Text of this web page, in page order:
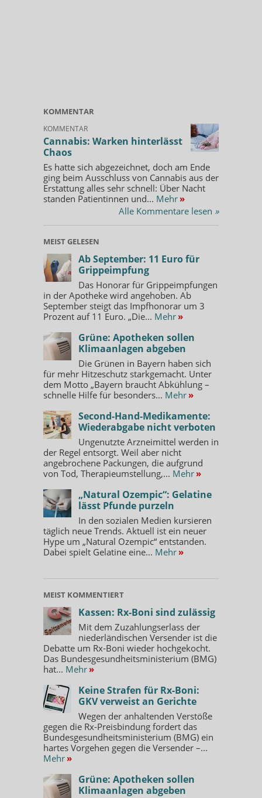
KOMMENTAR
KOMMENTAR
Cannabis: Warken hinterlässt
Chaos
Es hatte sich abgezeichnet, doch am Ende
ging beim Ausschluss von Cannabis aus der
Erstattung alles sehr schnell: Über Nacht
standen Patientinnen und... Mehr »
Alle Kommentare lesen »
MEIST GELESEN
Ab September: 11 Euro für
Grippeimpfung
Das Honorar für Grippeimpfungen
in der Apotheke wird angehoben. Ab
September steigt das Impfhonorar um 3
Prozent auf 11 Euro. „Die... Mehr »
Grüne: Apotheken sollen
Klimaanlagen abgeben
Die Grünen in Bayern haben sich
für mehr Hitzeschutz starkgemacht. Unter
dem Motto „Bayern braucht Abkühlung –
schnelle Hilfe für besonders... Mehr »
Second-Hand-Medikamente:
Wiederabgabe nicht verboten
Ungenutzte Arzneimittel werden in
der Regel entsorgt. Weil aber nicht
angebrochene Packungen, die aufgrund
von Tod, Therapieumstellung,... Mehr »
„Natural Ozempic“: Gelatine
lässt Pfunde purzeln
In den sozialen Medien kursieren
täglich neue Trends. Aktuell ist ein neuer
Hype um „Natural Ozempic“ entstanden.
Dabei spielt Gelatine eine... Mehr »
MEIST KOMMENTIERT
Kassen: Rx-Boni sind zulässig
Mit dem Zuzahlungserlass der
niederländischen Versender ist die
Debatte um Rx-Boni wieder hochgekocht.
Das Bundesgesundheitsministerium (BMG)
hat... Mehr »
Keine Strafen für Rx-Boni:
GKV verweist an Gerichte
Wegen der anhaltenden Verstöße
gegen die Rx-Preisbindung fordert das
Bundesgesundheitsministerium (BMG) ein
hartes Vorgehen gegen die Versender –...
Mehr »
Grüne: Apotheken sollen
Klimaanlagen abgeben